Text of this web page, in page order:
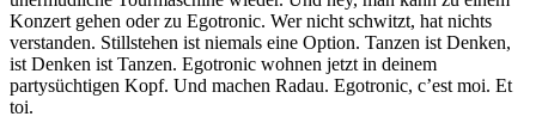
Konzert gehen oder zu Egotronic. Wer nicht schwitzt, hat nichts
verstanden. Stillstehen ist niemals eine Option. Tanzen ist Denken,
ist Denken ist Tanzen. Egotronic wohnen jetzt in deinem
partysüchtigen Kopf. Und machen Radau. Egotronic, c’est moi. Et
toi.